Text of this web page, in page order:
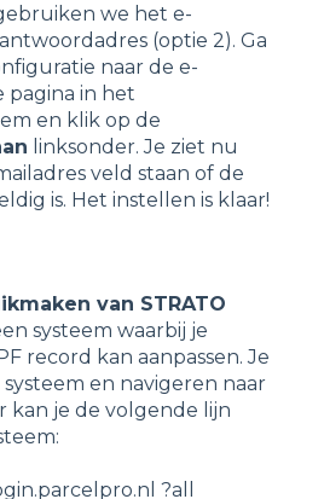
we het e-
(optie 2). Ga
naar de e-
pagina in het
en klik op de
linksonder. Je ziet nu
veld staan of de
is. Het instellen is klaar!
van STRATO
systeem waarbij je
record kan aanpassen. Je
en navigeren naar
kan je de volgende lijn
?all